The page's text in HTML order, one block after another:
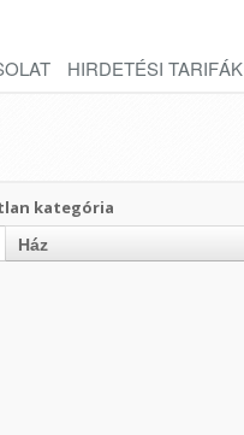
HIRDETÉSI TARIFÁK
kategória
Ház